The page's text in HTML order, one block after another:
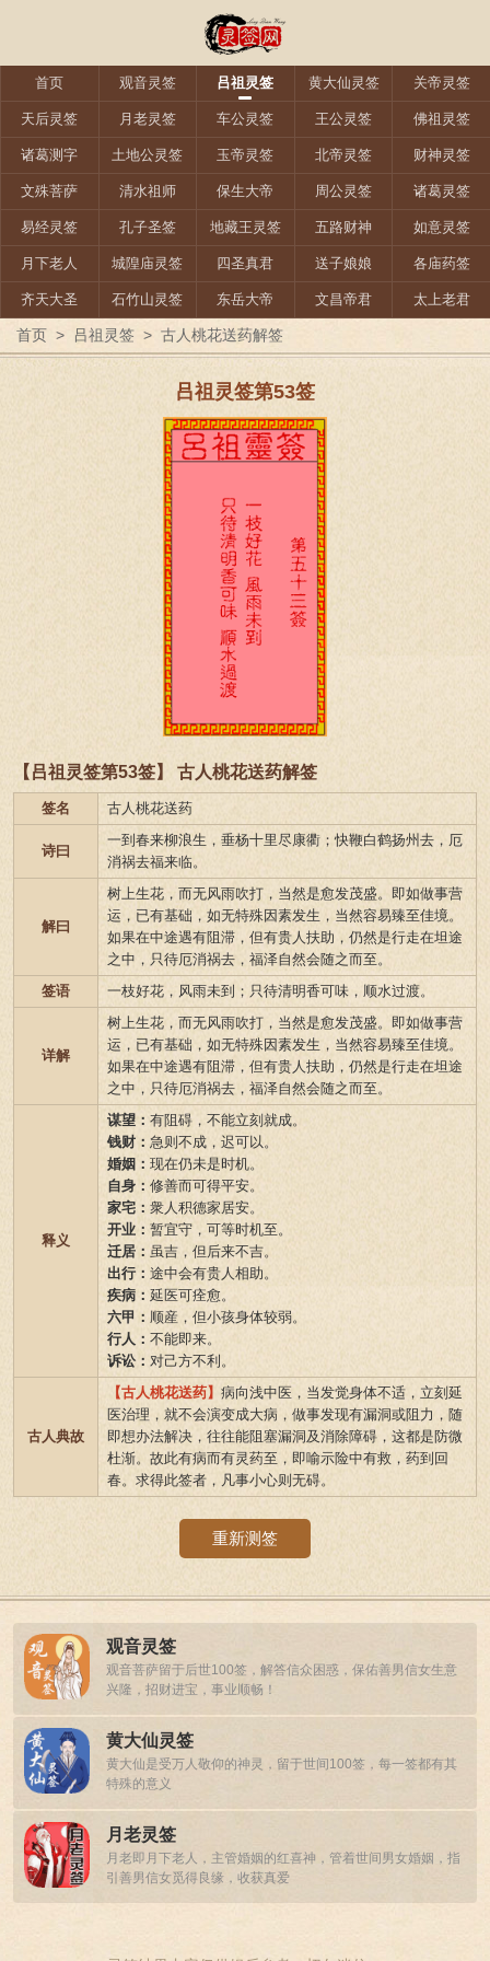
首页 观音灵签 吕祖灵签 黄大仙灵签 关帝灵签
天后灵签 月老灵签 车公灵签 王公灵签 佛祖灵签
诸葛测字 土地公灵签 玉帝灵签 北帝灵签 财神灵签
文殊菩萨 清水祖师 保生大帝 周公灵签 诸葛灵签
易经灵签 孔子圣签 地藏王灵签 五路财神 如意灵签
月下老人 城隍庙灵签 四圣真君 送子娘娘 各庙药签
齐天大圣 石竹山灵签 东岳大帝 文昌帝君 太上老君
首页 > 吕祖灵签 > 古人桃花送药解签
吕祖灵签第53签
【吕祖灵签第53签】 古人桃花送药解签
签名 古人桃花送药
诗曰
一到春来柳浪生，垂杨十里尽康衢；快鞭白鹤扬州去，厄
消祸去福来临。
解曰
树上生花，而无风雨吹打，当然是愈发茂盛。即如做事营
运，已有基础，如无特殊因素发生，当然容易臻至佳境。
如果在中途遇有阻滞，但有贵人扶助，仍然是行走在坦途
之中，只待厄消祸去，福泽自然会随之而至。
签语
一枝好花，风雨未到；只待清明香可味，顺水过渡。
详解
树上生花，而无风雨吹打，当然是愈发茂盛。即如做事营
运，已有基础，如无特殊因素发生，当然容易臻至佳境。
如果在中途遇有阻滞，但有贵人扶助，仍然是行走在坦途
之中，只待厄消祸去，福泽自然会随之而至。
释义
谋望： 有阻碍，不能立刻就成。
钱财： 急则不成，迟可以。
婚姻： 现在仍未是时机。
自身： 修善而可得平安。
家宅： 衆人积德家居安。
开业： 暂宜守，可等时机至。
迁居： 虽吉，但后来不吉。
出行： 途中会有贵人相助。
疾病： 延医可痊愈。
六甲： 顺産，但小孩身体较弱。
行人： 不能即来。
诉讼： 对己方不利。
古人典故
【古人桃花送药】 病向浅中医，当发觉身体不适，立刻延
医治理，就不会演变成大病，做事发现有漏洞或阻力，随
即想办法解决，往往能阻塞漏洞及消除障碍，这都是防微
杜渐。故此有病而有灵药至，即喻示险中有救，药到回
春。求得此签者，凡事小心则无碍。
重新测签
观音灵签
观音菩萨留于后世100签，解答信众困惑，保佑善男信女生意
兴隆，招财进宝，事业顺畅！
黄大仙灵签
黄大仙是受万人敬仰的神灵，留于世间100签，每一签都有其
特殊的意义
月老灵签
月老即月下老人，主管婚姻的红喜神，管着世间男女婚姻，指
引善男信女觅得良缘，收获真爱